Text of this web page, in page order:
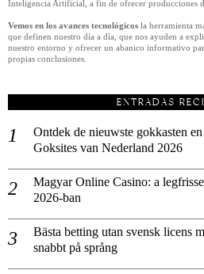
Inteligencia Artificial, a fin de ofrecer producciones
Vemos en los avances tecnológicos la herramienta
que definen nuestro día a día, que nos ayuden a
nuestro entorno y ofrecer un abanico informativo
propias conclusiones.
ENTRADAS
Ontdek de nieuwste gokkasten
Goksites van Nederland 2026
Magyar Online Casino: a
2026-ban
Bästa betting utan svensk licens
snabbt på språng